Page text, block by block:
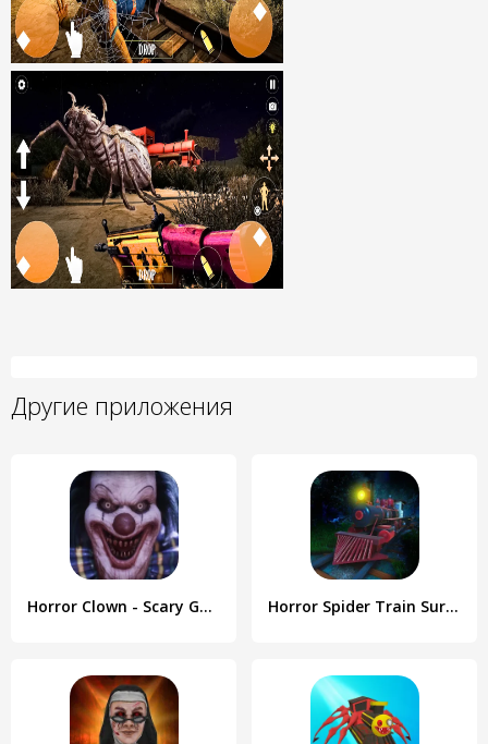
Другие приложения
Horror Clown - Scary Ghost Horror Spider Train Survival